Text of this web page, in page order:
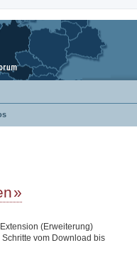
(Erweiterung)
vom Download bis